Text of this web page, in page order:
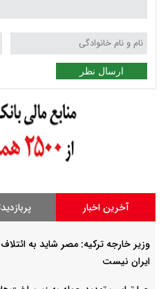
ارسال نظر
آخرین اخبار
وزیر خارجه ترکیه: مصر شاید به
ایران نیست